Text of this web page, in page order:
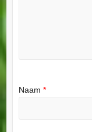
Naam *